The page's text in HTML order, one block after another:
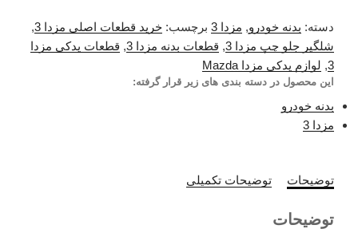
دسته: بدنه خودرو, مزدا 3 برچسب: خرید قطعات اصلی مزدا 3
,
شلگیر جلو چپ مزدا 3
, قطعات بدنه مزدا 3 , قطعات یدکی مزدا
3
, لوازم یدکی مزدا Mazda
این محصول در دسته بندی های زیر قرار گرفته:
بدنه خودرو
مزدا 3
توضیحات توضیحات تکمیلی
توضیحات